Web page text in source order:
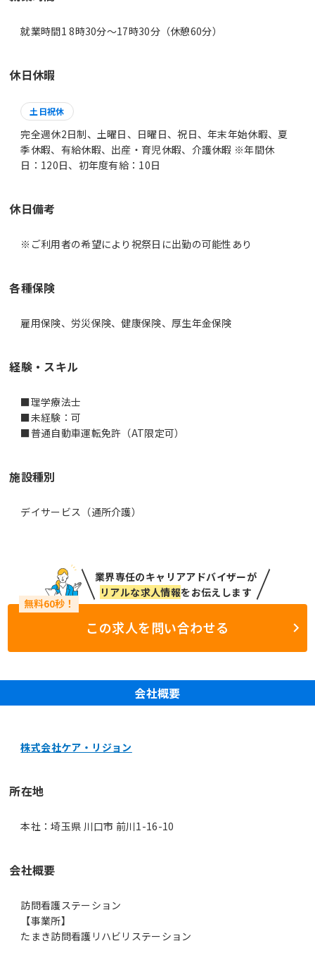
就業時間1 8時30分〜17時30分（休憩60分）
休日休暇
土日祝休
完全週休2日制、土曜日、日曜日、祝日、年末年始休暇、夏
季休暇、有給休暇、出産・育児休暇、介護休暇 ※年間休
日：120日、初年度有給：10日
休日備考
※ご利用者の希望により祝祭日に出勤の可能性あり
各種保険
雇用保険、労災保険、健康保険、厚生年金保険
経験・スキル
■理学療法士
■未経験：可
■普通自動車運転免許（AT限定可）
施設種別
デイサービス（通所介護）
業界専任のキャリアアドバイザーが
リアルな求人情報をお伝えします
この求人を問い合わせる
会社概要
株式会社ケア・リジョン
所在地
本社：埼玉県 川口市 前川1-16-10
会社概要
訪問看護ステーション
【事業所】
たまき訪問看護リハビリステーション